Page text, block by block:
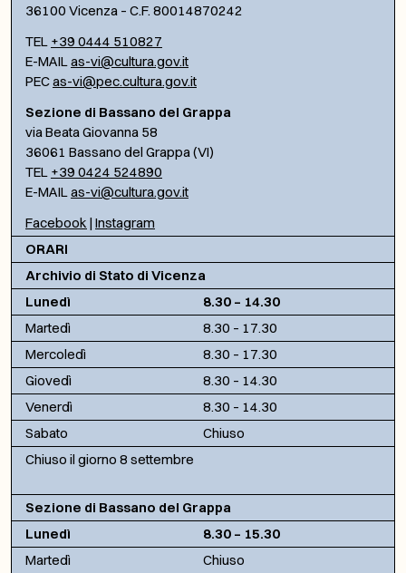
36100 Vicenza – C.F. 80014870242
TEL +39 0444 510827
E-MAILas-vi@cultura.gov.it
PECas-vi@pec.cultura.gov.it
Sezione di Bassano del Grappa
via Beata Giovanna 58
36061 Bassano del Grappa (VI)
TEL +39 0424 524890
E-MAILas-vi@cultura.gov.it
Facebook | Instagram
ORARI
Archivio di Stato di Vicenza
Lunedì
8.30 – 14.30
Martedì
8.30 – 17.30
Mercoledì
8.30 – 17.30
Giovedì
8.30 – 14.30
Venerdì
8.30 – 14.30
Sabato
Chiuso
Chiuso il giorno 8 settembre
Sezione di Bassano del Grappa
Lunedì
8.30 – 15.30
Martedì
Chiuso